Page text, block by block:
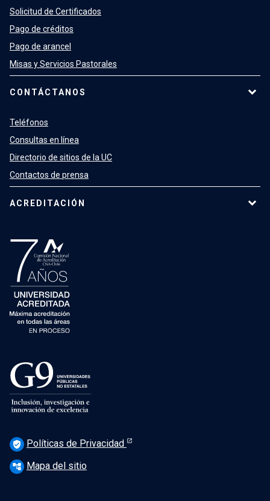
Solicitud de Certificados
Pago de créditos
Pago de arancel
Misas y Servicios Pastorales
CONTÁCTANOS
Teléfonos
Consultas en línea
Directorio de sitios de la UC
Contactos de prensa
ACREDITACIÓN
verified_user Políticas de Privacidad
account_tree Mapa del sitio